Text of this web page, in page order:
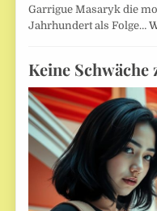
Garrigue Masaryk die
Jahrhundert als Folge…
Keine Schwäche